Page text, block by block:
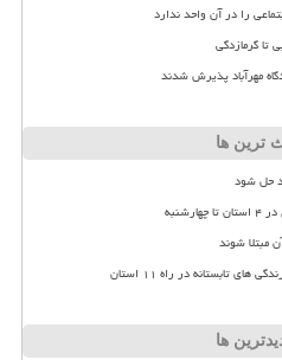
را در آن واحد ندارد
تا گرمازدگی
ترین ها
مبتلا شوند
ها